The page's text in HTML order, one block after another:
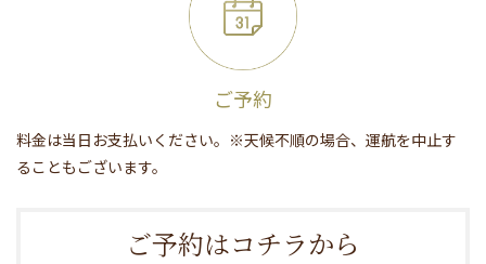
ご予約
料金は当日お支払いください。※天候不順の場合、運航を中止す
ることもございます。
ご予約はコチラから